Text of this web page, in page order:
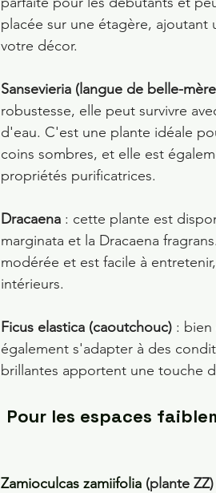
placée sur une étagère, ajoutant
votre décor.
Sansevieria (langue de belle-
robustesse, elle peut survivre
d'eau. C'est une plante idéale
coins sombres, et elle est
propriétés purificatrices.
Dracaena : cette plante est
marginata et la Dracaena
modérée et est facile à
intérieurs.
Ficus elastica (caoutchouc) : bien
également s'adapter à des
brillantes apportent une touche
Pour les espaces
Zamioculcas zamiifolia (plante ZZ)